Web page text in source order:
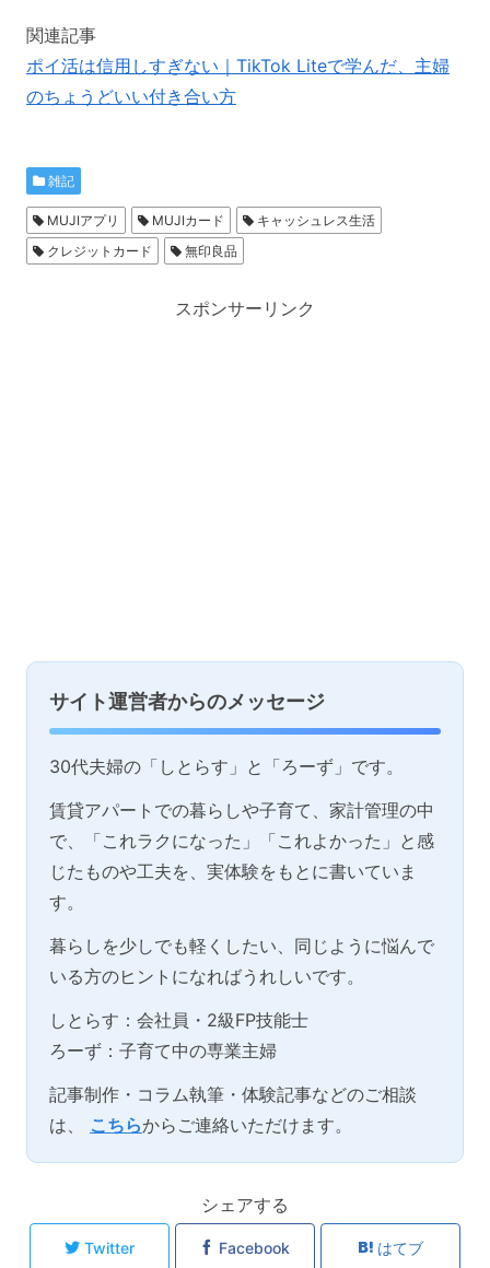
関連記事
ポイ活は信用しすぎない｜TikTok Liteで学んだ、主婦
のちょうどいい付き合い方
雑記
MUJIアプリ MUJIカード
キャッシュレス生活
クレジットカード
無印良品
スポンサーリンク
サイト運営者からのメッセージ
30代夫婦の「しとらす」と「ろーず」です。
賃貸アパートでの暮らしや子育て、家計管理の中
で、「これラクになった」「これよかった」と感
じたものや工夫を、実体験をもとに書いていま
す。
暮らしを少しでも軽くしたい、同じように悩んで
いる方のヒントになればうれしいです。
しとらす：会社員・2級FP技能士
ろーず：子育て中の専業主婦
記事制作・コラム執筆・体験記事などのご相談
は、 こちらからご連絡いただけます。
シェアする
Twitter Facebook はてブ